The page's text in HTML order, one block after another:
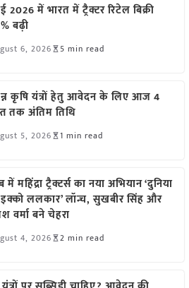
2026 में भारत में ट्रैक्टर रिटेल बिक्री
बढ़ी
6, 2026 5 min read
कृषि यंत्रों हेतु आवेदन के लिए आज 4
तक अंतिम तिथि
5, 2026 1 min read
में महिंद्रा ट्रैक्टर्स का नया अभियान ‘दुनिया
ललकार’ लॉन्च, सुखबीर सिंह और
वर्मा बने चेहरा
4, 2026 2 min read